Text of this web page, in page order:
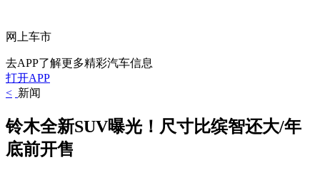
网上车市
去APP了解更多精彩汽车信息
打开APP
< 新闻
铃木全新SUV曝光！尺寸比缤智还大/年
底前开售